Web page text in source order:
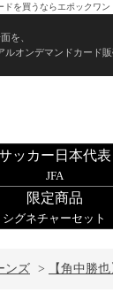
を買うならエポックワン
を、
オンデマンドカード販
ッカー日本代表
JFA
限定商品
シグネチャーセット
ンズ > 【角中勝